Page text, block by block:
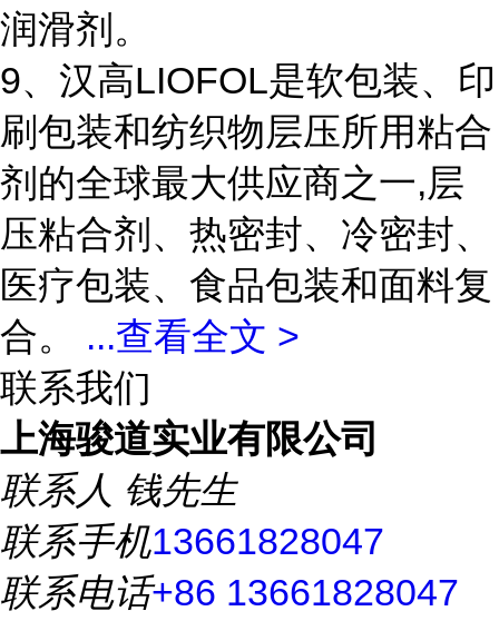
润滑剂。
9、汉高LIOFOL是软包装、印
刷包装和纺织物层压所用粘合
剂的全球最大供应商之一,层
压粘合剂、热密封、冷密封、
医疗包装、食品包装和面料复
合。 ...查看全文 >
联系我们
上海骏道实业有限公司
联系人 钱先生
联系手机13661828047
联系电话+86 13661828047